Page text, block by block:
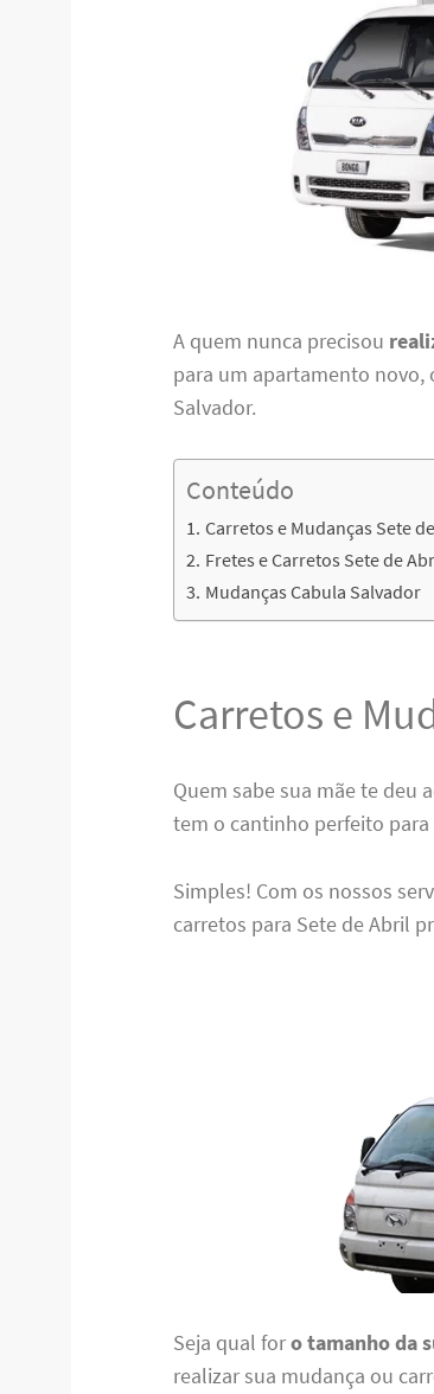
A quem nunca precisou
para um apartamento novo,
Salvador.
Conteúdo
Carretos e Mudanças Sete
Fretes e Carretos Sete de
Mudanças Cabula Salvador
Carretos e
Quem sabe sua mãe te deu
tem o cantinho perfeito para
Simples! Com os nossos
carretos para Sete de Abril
Seja qual foro tamanho da
realizar sua mudança ou